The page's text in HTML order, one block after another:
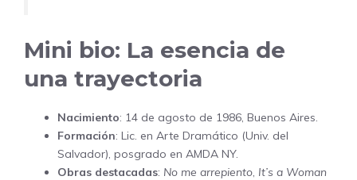
Mini bio: La esencia de
una trayectoria
Nacimiento: 14 de agosto de 1986, Buenos Aires.
Formación: Lic. en Arte Dramático (Univ. del
Salvador), posgrado en AMDA NY.
Obras destacadas: No me arrepiento It’s a Woman